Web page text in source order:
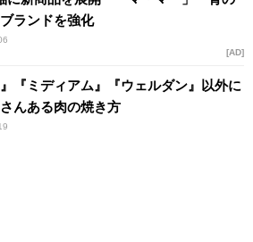
ランドを強化
AD
』『ミディアム』『ウェルダン』以外に
んある肉の焼き方